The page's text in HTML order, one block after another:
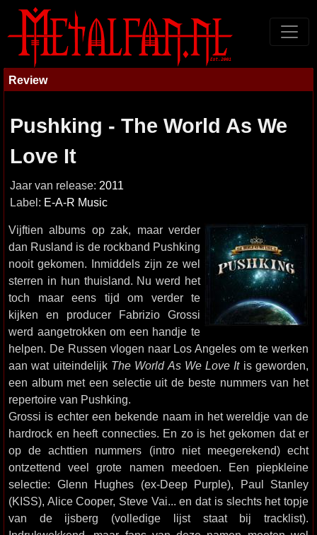
Review
Pushking - The World As We
Love It
Jaar van release: 2011
Label: E-A-R Music
Vijftien albums op zak, maar verder
dan Rusland is de rockband Pushking
nooit gekomen. Inmiddels zijn ze wel
sterren in hun thuisland. Nu werd het
toch maar eens tijd om verder te
kijken en producer Fabrizio Grossi
werd aangetrokken om een handje te
helpen. De Russen vlogen naar Los Angeles om te werken
aan wat uiteindelijk The World As We Love Itis geworden,
een album met een selectie uit de beste nummers van het
repertoire van Pushking.
Grossi is echter een bekende naam in het wereldje van de
hardrock en heeft connecties. En zo is het gekomen dat er
op de achttien nummers (intro niet meegerekend) echt
ontzettend veel grote namen meedoen. Een piepkleine
selectie: Glenn Hughes (ex-Deep Purple), Paul Stanley
(KISS), Alice Cooper, Steve Vai... en dat is slechts het topje
van de ijsberg (volledige lijst staat bij tracklist).